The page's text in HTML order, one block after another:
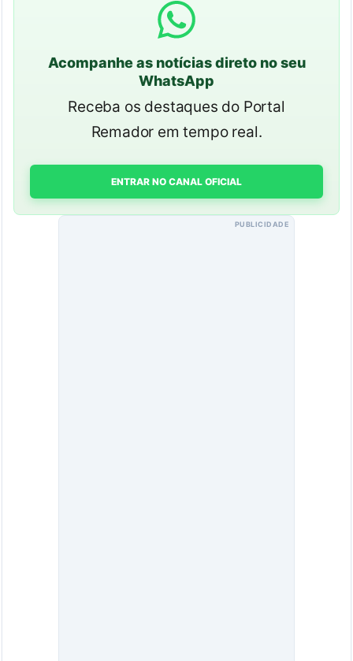
Acompanhe as notícias direto no seu
WhatsApp
Receba os destaques do Portal
Remador em tempo real.
ENTRAR NO CANAL OFICIAL
PUBLICIDADE